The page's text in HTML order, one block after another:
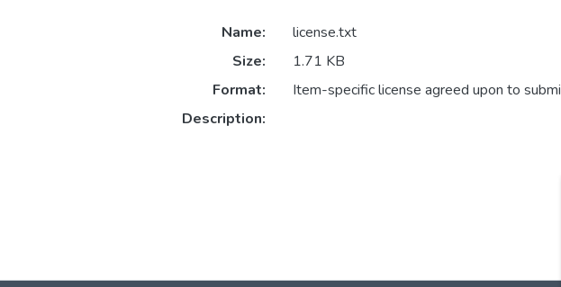
Name:
license.txt
Size:
1.71 KB
Format:
Item-specific license agreed upon to
Description: